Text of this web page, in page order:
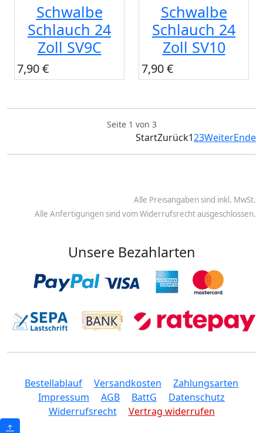
Schwalbe
Schlauch 24
Zoll SV9C
7,90 €
Schwalbe
Schlauch 24
Zoll SV10
7,90 €
Seite 1 von 3
StartZurück123WeiterEnde
Alle Preisangaben sind inkl. MwSt.
Alle Anfertigungen sind vom Widerrufsrecht ausgeschlossen.
Unsere Bezahlarten
Bestellablauf Versandkosten
Zahlungsarten
Impressum
AGB BattG
Datenschutz
Widerrufsrecht
Vertrag widerrufen